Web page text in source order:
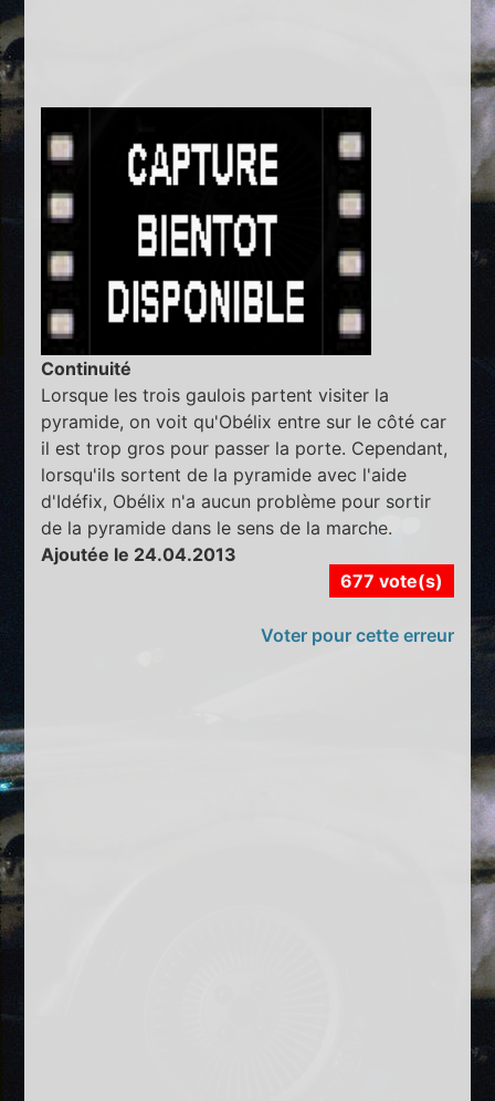
Continuité
Lorsque les trois gaulois partent visiter la
pyramide, on voit qu'Obélix entre sur le côté car
il est trop gros pour passer la porte. Cependant,
lorsqu'ils sortent de la pyramide avec l'aide
d'Idéfix, Obélix n'a aucun problème pour sortir
de la pyramide dans le sens de la marche.
Ajoutée le 24.04.2013
677 vote(s)
Voter pour cette erreur